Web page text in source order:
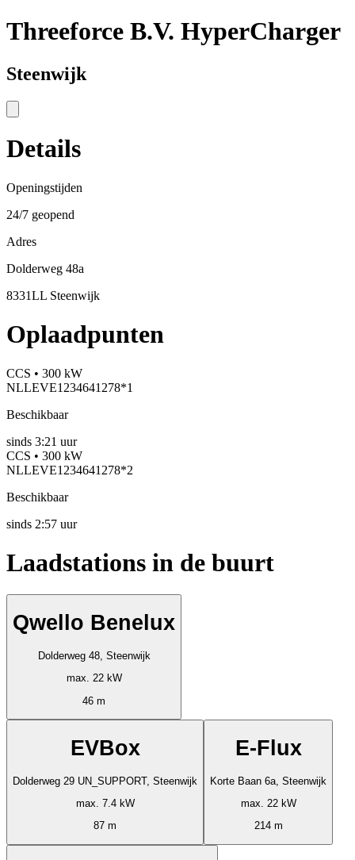
Threeforce B.V. HyperCharger
Steenwijk
Details
Openingstijden
24/7 geopend
Adres
Dolderweg 48a
8331LL Steenwijk
Oplaadpunten
CCS • 300 kW
NLLEVE1234641278*1
Beschikbaar
sinds 3:21 uur
CCS • 300 kW
NLLEVE1234641278*2
Beschikbaar
sinds 2:57 uur
Laadstations in de buurt
Qwello Benelux
Dolderweg 48, Steenwijk
max. 22 kW
46 m
EVBox
Dolderweg 29 UN_SUPPORT, Steenwijk
max. 7.4 kW
87 m
E-Flux
Korte Baan 6a, Steenwijk
max. 22 kW
214 m